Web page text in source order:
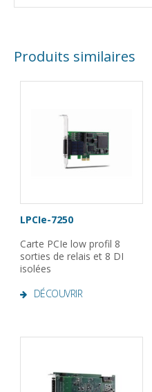
Produits similaires
LPCIe-7250
Carte PCIe low profil 8
sorties de relais et 8 DI
isolées
DÉCOUVRIR